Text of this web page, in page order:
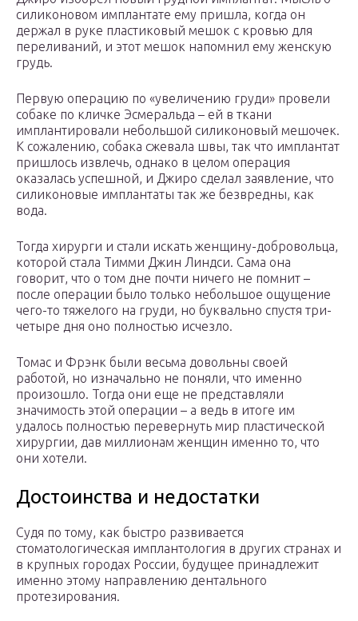
силиконовом имплантате ему пришла, когда он
держал в руке пластиковый мешок с кровью для
переливаний, и этот мешок напомнил ему женскую
грудь.
Первую операцию по «увеличению груди» провели
собаке по кличке Эсмеральда – ей в ткани
имплантировали небольшой силиконовый мешочек.
К сожалению, собака сжевала швы, так что имплантат
пришлось извлечь, однако в целом операция
оказалась успешной, и Джиро сделал заявление, что
силиконовые имплантаты так же безвредны, как
вода.
Тогда хирурги и стали искать женщину-добровольца,
которой стала Тимми Джин Линдси. Сама она
говорит, что о том дне почти ничего не помнит –
после операции было только небольшое ощущение
чего-то тяжелого на груди, но буквально спустя три-
четыре дня оно полностью исчезло.
Томас и Фрэнк были весьма довольны своей
работой, но изначально не поняли, что именно
произошло. Тогда они еще не представляли
значимость этой операции – а ведь в итоге им
удалось полностью перевернуть мир пластической
хирургии, дав миллионам женщин именно то, что
они хотели.
Достоинства и недостатки
Судя по тому, как быстро развивается
стоматологическая имплантология в других странах и
в крупных городах России, будущее принадлежит
именно этому направлению дентального
протезирования.